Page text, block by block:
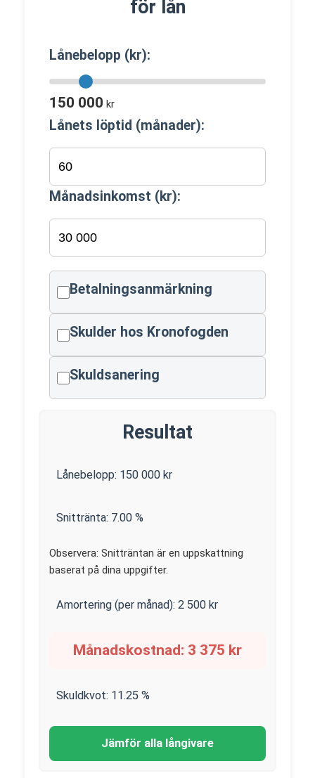
för lån
Lånebelopp (kr):
150 000 kr
Lånets löptid (månader):
Månadsinkomst (kr):
Betalningsanmärkning
Skulder hos Kronofogden
Skuldsanering
Resultat
Lånebelopp: 150 000 kr
Snittränta: 7.00 %
Observera: Snitträntan är en uppskattning
baserat på dina uppgifter.
Amortering (per månad): 2 500 kr
Månadskostnad: 3 375 kr
Skuldkvot: 11.25 %
Jämför alla långivare